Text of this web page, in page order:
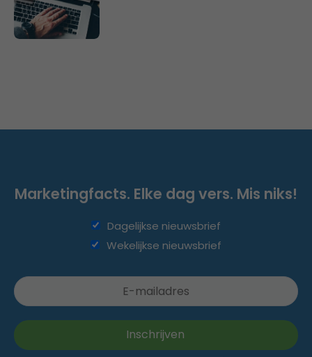
Marketingfacts. Elke dag vers. Mis niks!
Dagelijkse nieuwsbrief
Wekelijkse nieuwsbrief